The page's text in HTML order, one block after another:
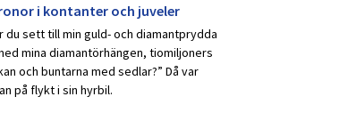
i kontanter och juveler
du sett till min guld- och diamantprydda
mina diamantörhängen, tiomiljoners
och buntarna med sedlar?” Då var
på flykt i sin hyrbil.